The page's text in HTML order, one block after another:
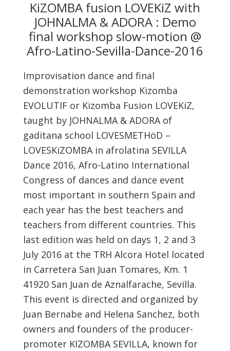
KiZOMBA fusion LOVEKiZ with
JOHNALMA & ADORA : Demo
final workshop slow-motion @
Afro-Latino-Sevilla-Dance-2016
Improvisation dance and final
demonstration workshop Kizomba
EVOLUTIF or Kizomba Fusion LOVEKiZ,
taught by JOHNALMA & ADORA of
gaditana school LOVESMETHöD –
LOVESKiZOMBA in afrolatina SEVILLA
Dance 2016, Afro-Latino International
Congress of dances and dance event
most important in southern Spain and
each year has the best teachers and
teachers from different countries. This
last edition was held on days 1, 2 and 3
July 2016 at the TRH Alcora Hotel located
in Carretera San Juan Tomares, Km. 1
41920 San Juan de Aznalfarache, Sevilla.
This event is directed and organized by
Juan Bernabe and Helena Sanchez, both
owners and founders of the producer-
promoter KIZOMBA SEVILLA, known for